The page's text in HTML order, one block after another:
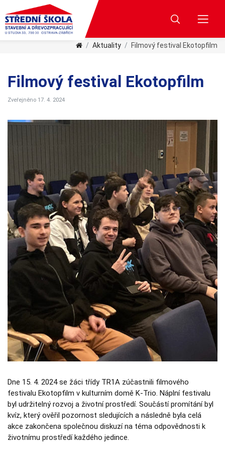
Aktuality Filmový festival Ekotopfilm
Filmový festival Ekotopfilm
Zveřejněno 17. 4. 2024
Dne 15. 4. 2024 se žáci třídy TR1A zúčastnili filmového
festivalu Ekotopfilm v kulturním domě K-Trio. Náplní festivalu
byl udržitelný rozvoj a životní prostředí. Součástí promítání byl
kvíz, který ověřil pozornost sledujících a následně byla celá
akce zakončena společnou diskuzí na téma odpovědnosti k
životnímu prostředí každého jedince.
Nezbytné
Tyto
soubory
cookie
nejsou
volitelné.
Jsou
nezbytné
pro
fungování
webových
stránek.
Statistiky
zlepšovat
funkčnost a
webových
stránek na
základě
toho, jak se